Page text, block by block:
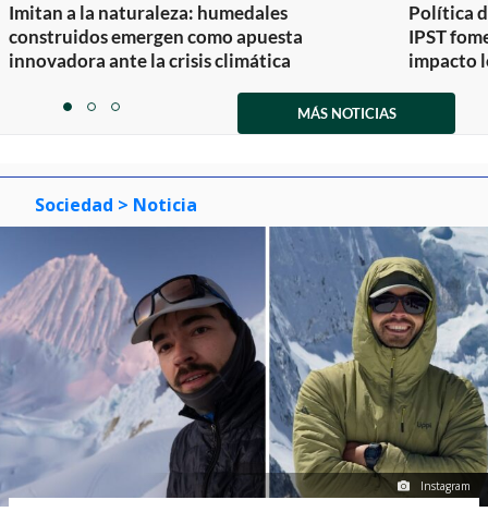
Imitan a la naturaleza: humedales
construidos emergen como apuesta
innovadora ante la crisis climática
Política
IPST
impacto
itemitemitem
MÁS NOTICIAS
Sociedad > Noticia
Instagram